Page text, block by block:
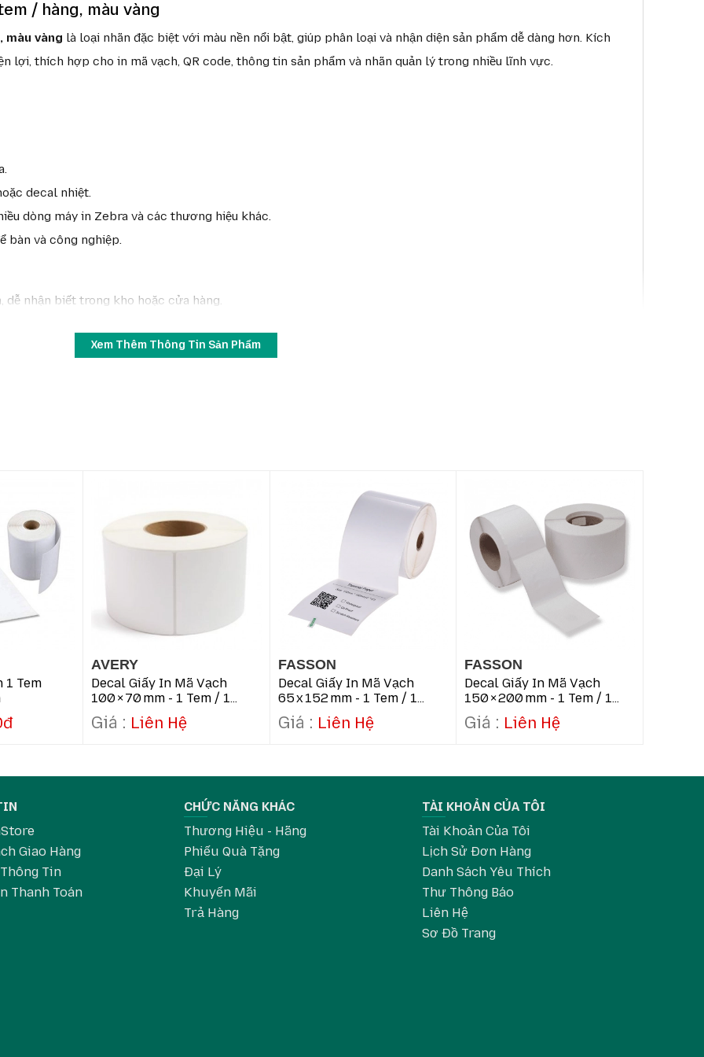
/ hàng, màu vàng
màu vàng là loại nhãn đặc biệt với màu nền nổi bật, giúp phân loại và nhận diện sản phẩm dễ dàng hơn. Kích
lợi, thích hợp cho in mã vạch, QR code, thông tin sản phẩm và nhãn quản lý trong nhiều lĩnh vực.
decal nhiệt.
dòng máy in Zebra và các thương hiệu khác.
bàn và công nghiệp.
dễ nhận biết trong kho hoặc cửa hàng.
chi phí vận hành.
siêu thị, cửa hàng.
bằng màu sắc.
với siêu thị, cửa hàng bán lẻ, kho vận, xưởng sản xuất và các đơn vị thương mại điện tử cần tem nhãn dễ
– 2 tem / hàng, màu vàng
chất lượng cao, giá cạnh tranh và tương thích hoàn hảo với máy in Zebra, hãy
nhận báo giá ưu đãi.
Xem Thêm Thông Tin Sản Phẩm
1 Tem
AVERY
Decal Giấy In Mã Vạch
100 × 70 Mm - 1 Tem / 1
Hàng
Liên Hệ
FASSON
Decal Giấy In Mã Vạch
65 X 152 Mm - 1 Tem / 1
Hàng
Liên Hệ
FASSON
Decal Giấy In Mã Vạch
150 × 200 Mm - 1 Tem / 1
Hàng
Liên Hệ
Giao Hàng
Tin
Thanh Toán
CHỨC NĂNG KHÁC
Thương Hiệu - Hãng
Phiếu Quà Tặng
Đại Lý
Khuyến Mãi
Trả Hàng
TÀI KHOẢN CỦA TÔI
Tài Khoản Của Tôi
Lịch Sử Đơn Hàng
Danh Sách Yêu Thích
Thư Thông Báo
Liên Hệ
Sơ Đồ Trang